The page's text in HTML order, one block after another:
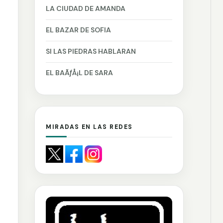
LA CIUDAD DE AMANDA
EL BAZAR DE SOFIA
SI LAS PIEDRAS HABLARAN
EL BAÃƒÅ¡L DE SARA
MIRADAS EN LAS REDES